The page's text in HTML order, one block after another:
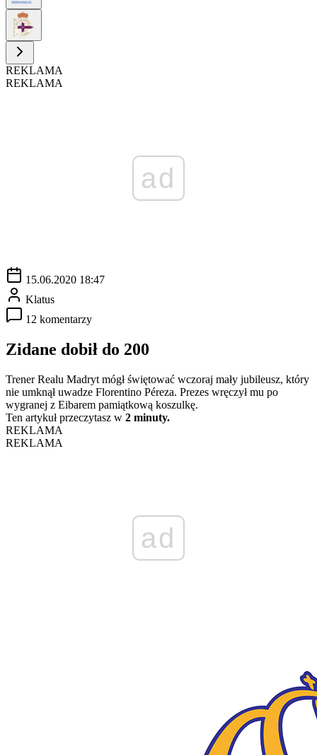
REKLAMA
REKLAMA
ad
15.06.2020 18:47
Klatus
12 komentarzy
Zidane dobił do 200
Trener Realu Madryt mógł świętować wczoraj mały jubileusz, który
nie umknął uwadze Florentino Péreza. Prezes wręczył mu po
wygranej z Eibarem pamiątkową koszulkę.
Ten artykuł przeczytasz w 2 minuty.
REKLAMA
REKLAMA
ad